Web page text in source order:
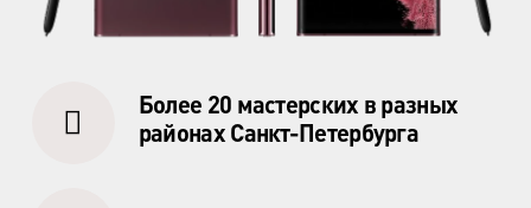
пр. Маршала Жукова, д.35, к.3
пр. Елизарова, д.36
Более 20 мастерских в разных
районах Санкт-Петербурга